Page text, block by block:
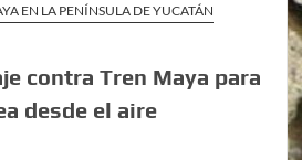
EN LA PENÍNSULA DE YUCATÁN
contra Tren Maya para
desde el aire